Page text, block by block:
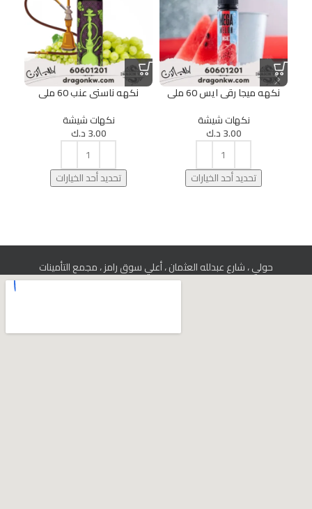
نكهه ميجا رقى ايس 60 ملى
نكهات شيشة
3.00د.ك
تحديد أحد الخيارات
نكهه ناستى عنب 60 ملى
نكهات شيشة
3.00د.ك
تحديد أحد الخيارات
حولي ، شارع عبدلله العثمان ، أعلي سوق رامز ، مجمع التأمينات